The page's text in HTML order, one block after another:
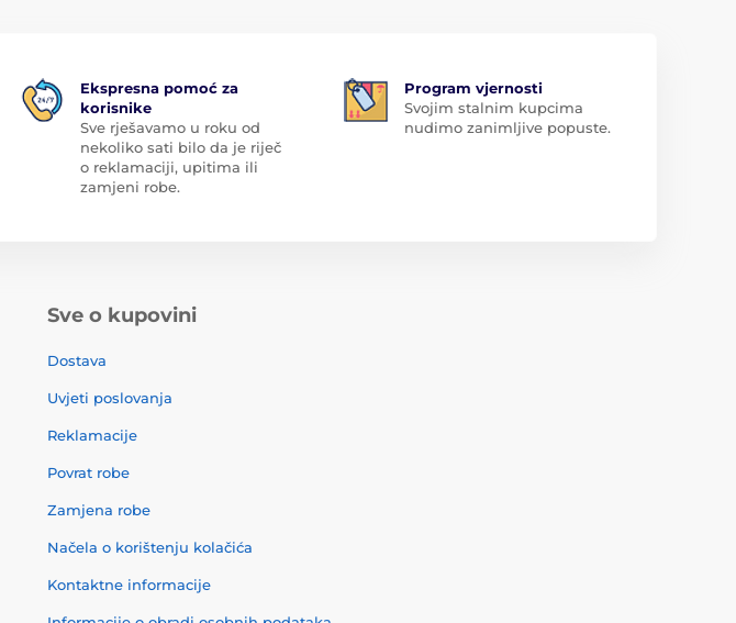
Ekspresna pomoć za
korisnike
Sve rješavamo u roku od
nekoliko sati bilo da je riječ
o reklamaciji, upitima ili
zamjeni robe.
Program vjernosti
Svojim stalnim kupcima
nudimo zanimljive popuste.
Sve o kupovini
Dostava
Uvjeti poslovanja
Reklamacije
Povrat robe
Zamjena robe
Načela o korištenju kolačića
Kontaktne informacije